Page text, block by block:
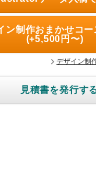
ン制作おまかせコ
(+5,500円〜)
デザイン制
見積書を発行す